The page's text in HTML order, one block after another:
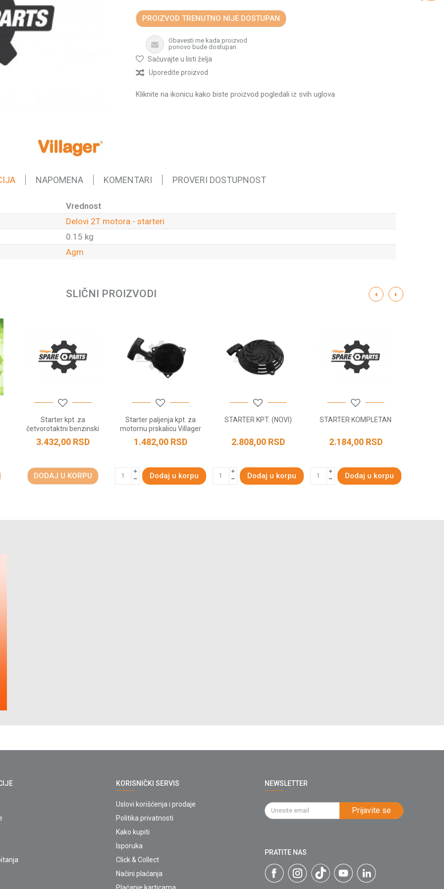
PROIZVOD TRENUTNO NIJE DOSTUPAN
Obavesti me kada proizvod
ponovo bude dostupan
Sačuvajte u listi želja
Uporedite proizvod
Kliknite na ikonicu kako biste proizvod pogledali iz svih uglova
NAPOMENA KOMENTARI PROVERI DOSTUPNOST
Vrednost
Delovi 2T motora - starteri
0.15 kg
Agm
SLIČNI PROIZVODI
Starter kpt. za
četvorotaktni benzinski
motor R 100
3.432,00 RSD
DODAJ U KORPU
Starter paljenja kpt. za
motornu prskalicu Villager
DM 25
1.482,00 RSD
Dodaj u korpu
STARTER KPT. (NOVI)
2.808,00 RSD
Dodaj u korpu
STARTER KOMPLETAN
2.184,00 RSD
Dodaj u korpu
KORISNIČKI SERVIS
Uslovi korišćenja i prodaje
Politika privatnosti
Kako kupiti
Isporuka
Click & Collect
Načini plaćanja
NEWSLETTER
Prijavite se
PRATITE NAS